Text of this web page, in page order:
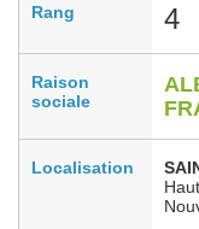
Rang 4
Raison
sociale
Localisation